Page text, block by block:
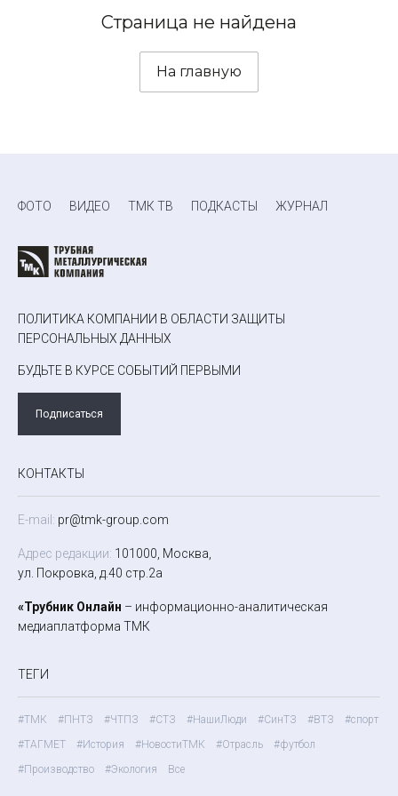
Страница не найдена
На главную
ФОТО ВИДЕО ТМК ТВ ПОДКАСТЫ ЖУРНАЛ
ПОЛИТИКА КОМПАНИИ В ОБЛАСТИ ЗАЩИТЫ
ПЕРСОНАЛЬНЫХ ДАННЫХ
БУДЬТЕ В КУРСЕ СОБЫТИЙ ПЕРВЫМИ
Подписаться
КОНТАКТЫ
E-mail: pr@tmk-group.com
Адрес редакции: 101000, Москва,
ул. Покровка, д.40 стр.2а
«Трубник Онлайн – информационно-аналитическая
медиаплатформа ТМК
ТЕГИ
#ТМК #ПНТЗ #ЧТПЗ #СТЗ #НашиЛюди #СинТЗ #ВТЗ
#спорт
#ТАГМЕТ
#История #НовостиТМК #Отрасль
#футбол
#Производство
#Экология Все